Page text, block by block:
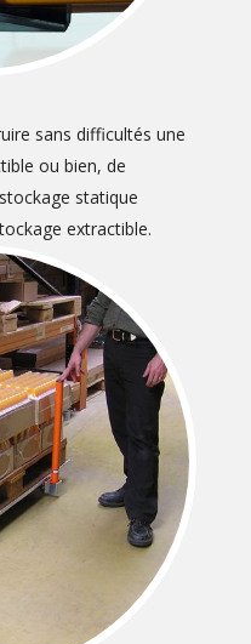
sans difficultés une
ou bien, de
statique
extractible.